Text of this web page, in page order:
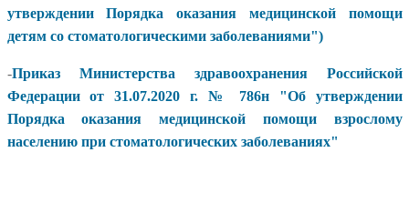
утверждении Порядка оказания медицинской помощи
детям со стоматологическими заболеваниями")
-Приказ Министерства здравоохранения Российской
Федерации от 31.07.2020 г. № 786н "Об утверждении
Порядка оказания медицинской помощи взрослому
населению при стоматологических заболеваниях"